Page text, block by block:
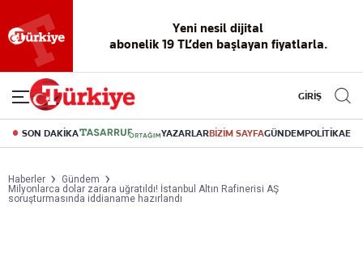
okuma
deneyimi
dijital arşiv
Akıllı haber
asistanı
Eski gazeteleri
indirme
canlı soru
cevap
GİRİŞ
SON DAKİKA YAZARLARBİZİM SAYFAGÜNDEMPOLİTİKA
Haberler
Gündem
Milyonlarca dolar zarara uğratıldı! İstanbul Altın Rafinerisi AŞ
soruşturmasında iddianame hazırlandı